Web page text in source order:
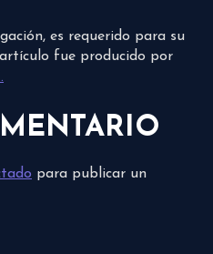
es requerido para su
fue producido por
para publicar un